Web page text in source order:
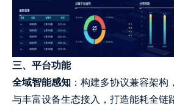
三、平台功能
全域智能感知 ：构建多协议兼容架
与丰富设备生态接入，打造能耗全链